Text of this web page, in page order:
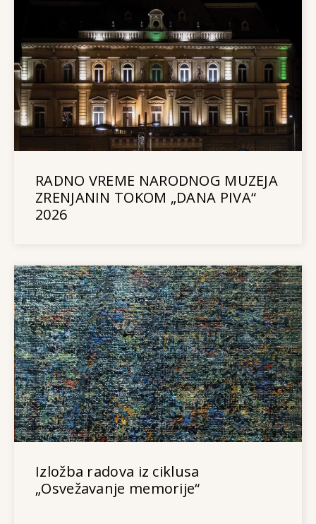
RADNO VREME NARODNOG MUZEJA
ZRENJANIN TOKOM „DANA PIVA“
2026
Izložba radova iz ciklusa
„Osvežavanje memorije“